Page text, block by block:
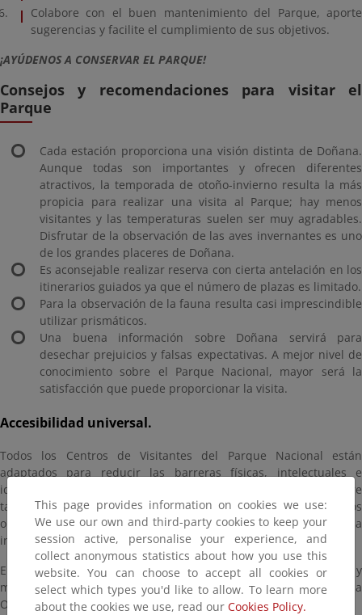
Colabore con el buen mantenimiento del Parque, aporte
sugerencias y facilite el cumplimiento de sus objetivos.
¡AYÚDENOS A CONSERVAR EL PARQUE!
Consejos y recomendaciones para visitar el
Parque
Cada estación proporciona una visión distinta de Doñana.
Aunque todas son importantes y ofrecen diferentes
atractivos, la temporada de otoño-invierno resulta la más
propicia para realizar una visita al Parque; hay menos
visitantes y las temperaturas suelen ser muy agradables.
Disfrutar de la observación de las aves invernantes es uno
de los grandes placeres de Doñana.
Es aconsejable realizar reserva con cierta antelación en los
itinerarios guiados ya que el número de plazas es limitado.
Para la observación de la fauna resulta casi imprescindible
utilizar prismáticos.
Una buena información sobre Doñana servirá para
desechar prejuicios y falsas expectativas. A mejor nivel de
conocimiento sobre el Parque Nacional, mayor será la
satisfacción que puede proporcionar la visita.
Accesibilidad universal.
Todos los Centros de Visitantes del Parque Nacional están
adaptados para reducir las barreras físicas, intelectuales e
idiomáticas. Los senderos peatonales están trazados sobre
tarimas de madera y disponen de adaptaciones en los
observatorios para el uso de sillas de ruedas. La mayor parte de la
información está disponible en español e inglés.
En algunos Centros de Visitantes existe una colección de folletos y
mapas del Parque traducidos al lenguaje Braille por la
Organización Nacional de Ciegos Españoles.
This page provides information on cookies we use:
We use our own and third-party cookies to keep your
session active, personalise your experience, and
collect anonymous statistics about how you use this
website. You can choose to accept all cookies or
select which types you'd like to allow. To learn more
about the cookies we use, read our Cookies Policy.